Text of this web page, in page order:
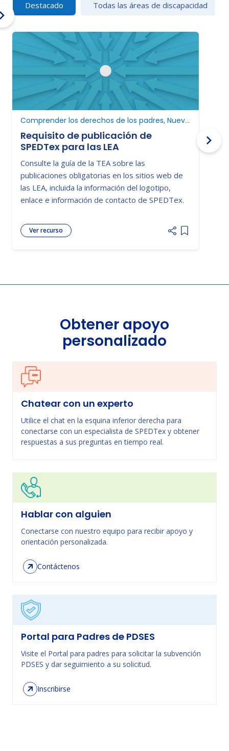
Destacado Todas las áreas de discapacidad
Comprender los derechos de los padres, Nuevo en educación especial
Requisito de publicación de
SPEDTex para las LEA
Consulte la guía de la TEA sobre las
publicaciones obligatorias en los sitios web de
las LEA, incluida la información del logotipo,
enlace e información de contacto de SPEDTex.
Ver recurso
Add item
Obtener apoyo
personalizado
Chatear con un experto
Utilice el chat en la esquina inferior derecha para
conectarse con un especialista de SPEDTex y obtener
respuestas a sus preguntas en tiempo real.
Hablar con alguien
Conectarse con nuestro equipo para recibir apoyo y
orientación personalizada.
Contáctenos
Portal para Padres de PDSES
Visite el Portal para padres para solicitar la subvención
PDSES y dar seguimiento a su solicitud.
Inscribirse